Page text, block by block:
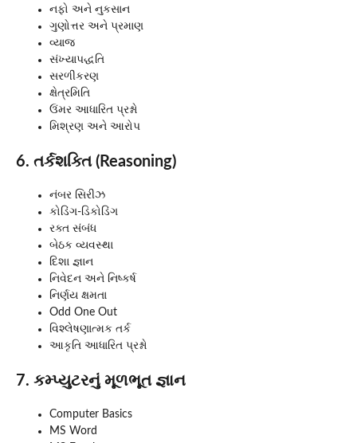
નફો અને નુકસાન
ગુણોત્તર અને પ્રમાણ
વ્યાજ
સંખ્યાપદ્ધતિ
સરળીકરણ
ક્ષેત્રમિતિ
ઉંમર આધારિત પ્રશ્નો
મિશ્રણ અને આરોપ
6. તર્કશક્તિ (Reasoning)
નંબર સિરીઝ
કોડિંગ-ડિકોડિંગ
રક્ત સંબંધ
બેઠક વ્યવસ્થા
દિશા જ્ઞાન
નિવેદન અને નિષ્કર્ષ
નિર્ણય ક્ષમતા
Odd One Out
વિશ્લેષણાત્મક તર્ક
આકૃતિ આધારિત પ્રશ્નો
7. કમ્પ્યુટરનું મૂળભૂત જ્ઞાન
Computer Basics
MS Word